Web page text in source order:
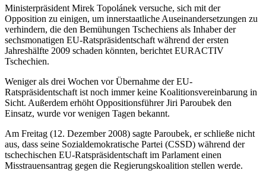
Ministerpräsident Mirek Topolánek versuche, sich mit der
Opposition zu einigen, um innerstaatliche Auseinandersetzungen zu
verhindern, die den Bemühungen Tschechiens als Inhaber der
sechsmonatigen EU-Ratspräsidentschaft während der ersten
Jahreshälfte 2009 schaden könnten, berichtet EURACTIV
Tschechien.
Weniger als drei Wochen vor Übernahme der EU-
Ratspräsidentschaft ist noch immer keine Koalitionsvereinbarung in
Sicht. Außerdem erhöht Oppositionsführer Jiri Paroubek den
Einsatz, wurde vor wenigen Tagen bekannt.
Am Freitag (12. Dezember 2008) sagte Paroubek, er schließe nicht
aus, dass seine Sozialdemokratische Partei (CSSD) während der
tschechischen EU-Ratspräsidentschaft im Parlament einen
Misstrauensantrag gegen die Regierungskoalition stellen werde.